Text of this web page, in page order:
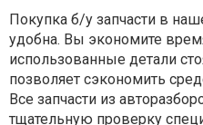
Покупка б/у запчасти в
удобна. Вы экономите
использованные детали
позволяет сэкономить
Все запчасти из
тщательную проверку